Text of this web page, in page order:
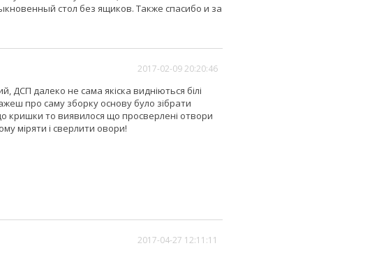
стол без ящиков. Также спасибо и за
2017-02-09 20:20:46
ДСП далеко не сама якіска видніються білі
про саму зборку основу було зібрати
кришки то виявилося що просверлені отвори
міряти і сверлити овори!
2017-04-27 12:11:11